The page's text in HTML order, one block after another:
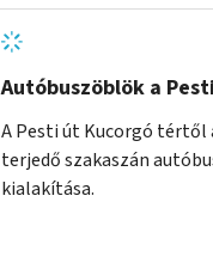
Autóbuszöblök a
A Pesti út Kucorgó tértől
terjedő szakaszán
kialakítása.